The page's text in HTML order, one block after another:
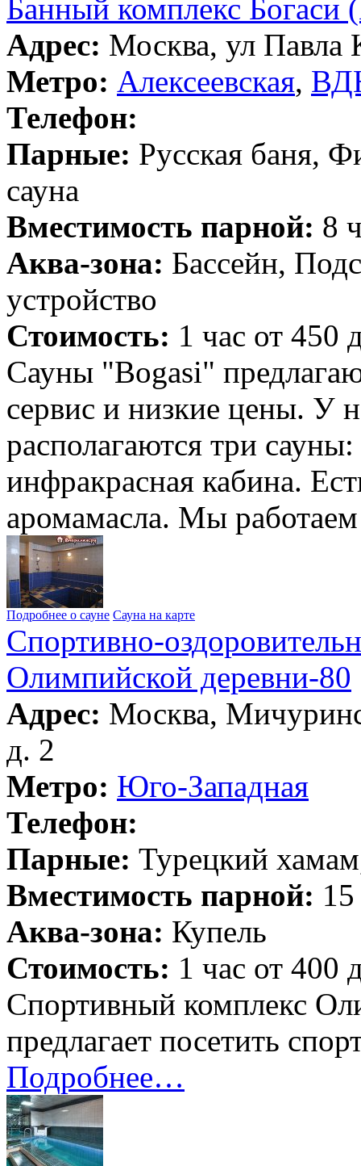
Банный комплекс Богаси
Адрес: Москва, ул Павла
Метро: Алексеевская,
Телефон:
Парные: Русская баня,
сауна
Вместимость парной: 8
Аква-зона: Бассейн,
устройство
Стоимость: 1 час от 450
Сауны "Bogasi"
сервис и низкие цены. У
располагаются три
инфракрасная кабина.
аромамасла. Мы
Подробнее о сауне Сауна на карте
Спортивно-
Олимпийской деревни-80
Адрес: Москва,
д. 2
Метро: Юго-Западная
Телефон:
Парные: Турецкий
Вместимость парной:
Аква-зона: Купель
Стоимость: 1 час от 400
Спортивный комплекс
предлагает посетить
Подробнее…